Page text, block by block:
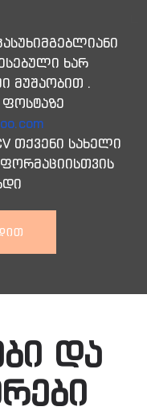
ხარ
მუშაობით .
ფოსტაზე
თქვენი სახელი
და